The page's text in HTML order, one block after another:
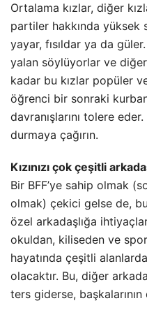
Ortalama kızlar, diğer
partiler hakkında yüksek
yayar, fısıldar ya da
yalan söylüyorlar ve diğer
kadar bu kızlar popüler
öğrenci bir sonraki
davranışlarını tolere
durmaya çağırın.
Kızınızı çok çeşitli
Bir BFF’ye sahip olmak
olmak) çekici gelse de,
özel arkadaşlığa
okuldan, kiliseden ve
hayatında çeşitli
olacaktır. Bu, diğer
ters giderse,